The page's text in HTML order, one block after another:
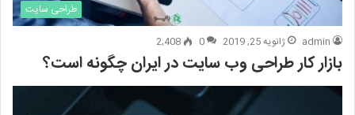
طراحی سایت
admin ژانویه 25, 2019 0
2,408
بازار کار طراحی وب سایت در ایران چگونه است؟